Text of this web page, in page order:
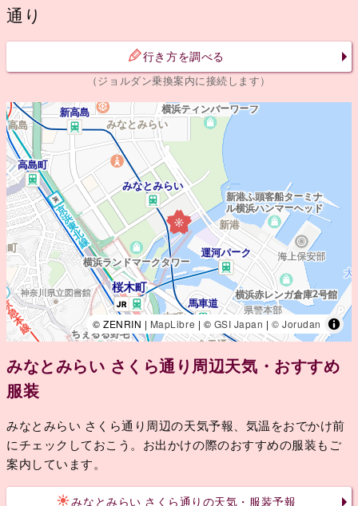
通り
行き方を調べる
（ジョルダン乗換案内に接続します）
© ZENRIN | MapLibre | © GSI Japan |© Jorudan
みなとみらい さくら通り周辺天気・おすすめ
服装
みなとみらい さくら通り周辺の天気予報、気温をおでかけ前
にチェックしておこう。お出かけの際のおすすめの服装もご
案内しています。
みなとみらい さくら通りの天気・服装予報